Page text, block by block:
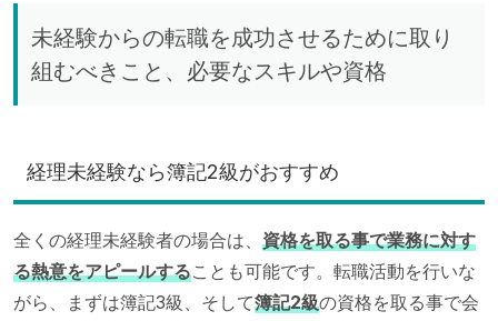
未経験からの転職を成功させるために取り
組むべきこと、必要なスキルや資格
経理未経験なら簿記2級がおすすめ
全くの経理未経験者の場合は、 資格を取る事で業務に対す
る熱意をアピールすることも可能です。転職活動を行いな
がら、まずは簿記3級、そして簿記2級の資格を取る事で会